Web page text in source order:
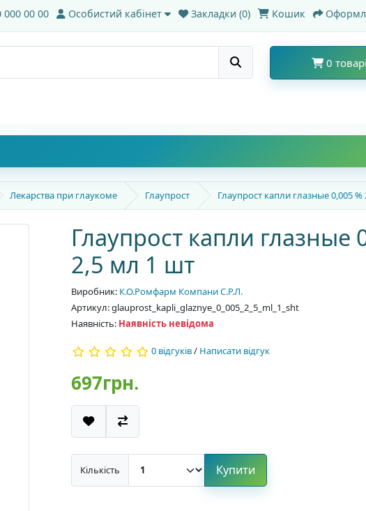
000 00 00 Особистий кабінет Закладки (0) Кошик
0
Лекарства при глаукоме Глаупрост Глаупрост капли глазные 0,005
Глаупрост капли глазные
2,5 мл 1 шт
Виробник: К.О.Ромфарм Компани С.Р.Л.
Артикул: glauprost_kapli_glaznye_0_005_2_5_ml_1_sht
Наявність: Наявність невідома
0 відгуків/ Написати відгук
697грн.
Кількість Купити